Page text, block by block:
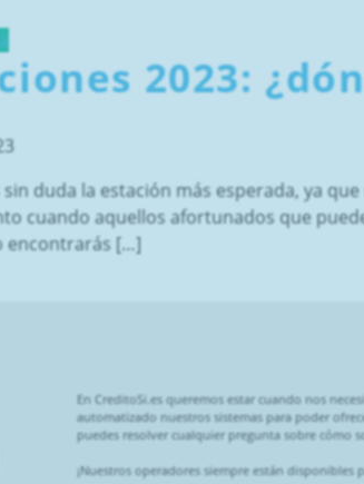
2023:
sin duda la estación más esperada, ya
cuando aquellos afortunados que
encontrarás […]
En CreditoSi.es queremos estar cuando nos
automatizado nuestros sistemas para poder
puedes resolver cualquier pregunta sobre cómo
¡Nuestros operadores siempre están disponibles